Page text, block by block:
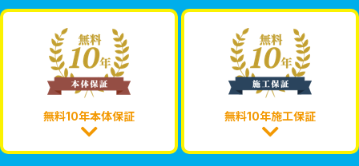
無料10年本体保証 無料10年施工保証